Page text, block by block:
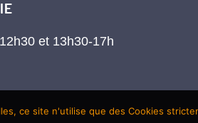
et 13h30-17h
ce site n'utilise que des Cookies